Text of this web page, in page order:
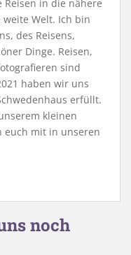
in die nähere
Welt. Ich bin
des Reisens,
Dinge. Reisen,
sind
haben wir uns
erfüllt.
kleinen
euch mit in unseren
noch